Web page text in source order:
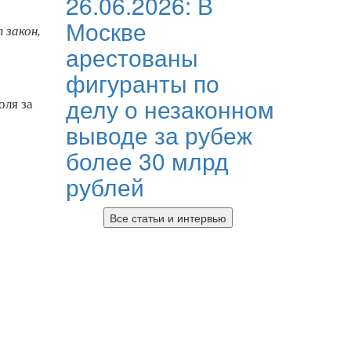
за
Москве
арестованы
фигуранты по
делу о незаконном
выводе за рубеж
более 30 млрд
рублей
Все статьи и интервью